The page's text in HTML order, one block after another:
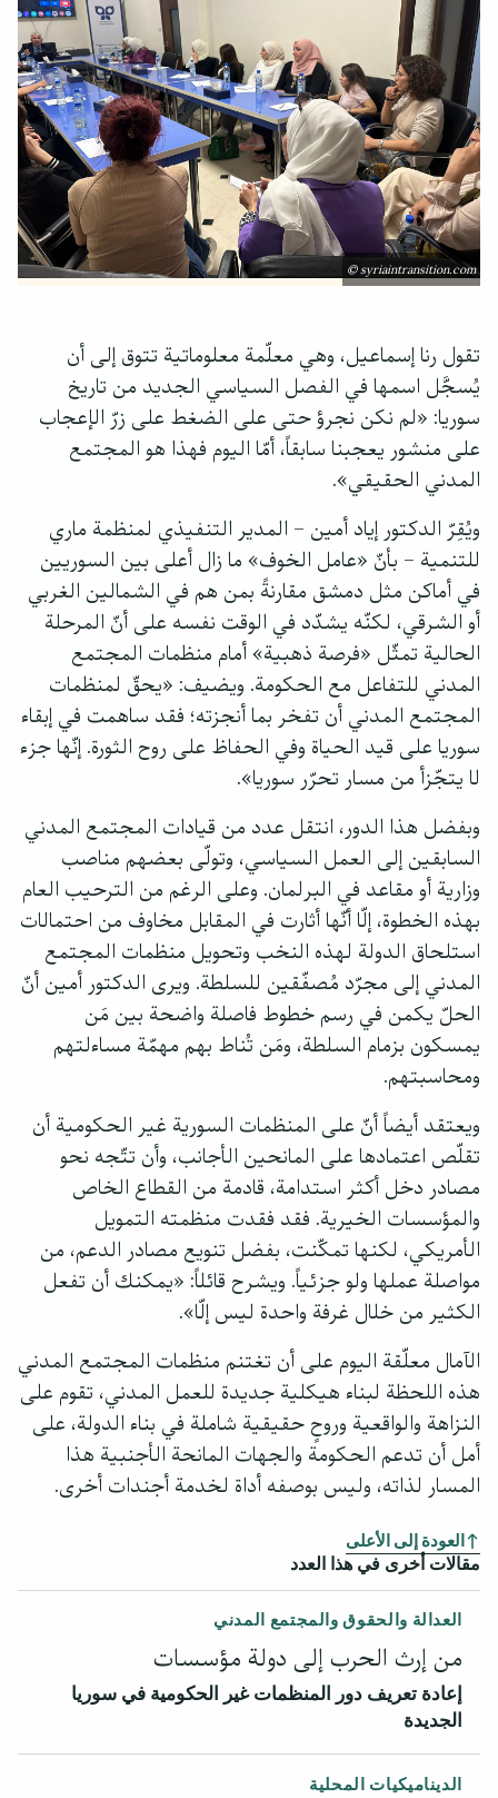
© syriaintransition.com
تقول رنا إسماعيل، وهي معلّمة معلوماتية تتوق إلى أن
يُسجَّل اسمها في الفصل السياسي الجديد من تاريخ
سوريا: «لم نكن نجرؤ حتى على الضغط على زرّ الإعجاب
على منشور يعجبنا سابقاً، أمّا اليوم فهذا هو المجتمع
المدني الحقيقي».
ويُقِرّ الدكتور إياد أمين – المدير التنفيذي لمنظمة ماري
للتنمية – بأنّ «عامل الخوف» ما زال أعلى بين السوريين
في أماكن مثل دمشق مقارنةً بمن هم في الشمالين الغربي
أو الشرقي، لكنّه يشدّد في الوقت نفسه على أنّ المرحلة
الحالية تمثّل «فرصة ذهبية» أمام منظمات المجتمع
المدني للتفاعل مع الحكومة. ويضيف: «يحقّ لمنظمات
المجتمع المدني أن تفخر بما أنجزته؛ فقد ساهمت في إبقاء
سوريا على قيد الحياة وفي الحفاظ على روح الثورة. إنّها جزء
لا يتجّزأ من مسار تحرّر سوريا».
وبفضل هذا الدور، انتقل عدد من قيادات المجتمع المدني
السابقين إلى العمل السياسي، وتولّى بعضهم مناصب
وزارية أو مقاعد في البرلمان. وعلى الرغم من الترحيب العام
بهذه الخطوة، إلّا أنّها أثارت في المقابل مخاوف من احتمالات
استلحاق الدولة لهذه النخب وتحويل منظمات المجتمع
المدني إلى مجرّد مُصفّقين للسلطة. ويرى الدكتور أمين أنّ
الحلّ يكمن في رسم خطوط فاصلة واضحة بين مَن
يمسكون بزمام السلطة، ومَن تُناط بهم مهمّة مساءلتهم
ومحاسبتهم.
ويعتقد أيضاً أنّ على المنظمات السورية غير الحكومية أن
تقلّص اعتمادها على المانحين الأجانب، وأن تتّجه نحو
مصادر دخل أكثر استدامة، قادمة من القطاع الخاص
والمؤسسات الخيرية. فقد فقدت منظمته التمويل
الأمريكي، لكنها تمكّنت، بفضل تنويع مصادر الدعم، من
مواصلة عملها ولو جزئياً. ويشرح قائلاً: «يمكنك أن تفعل
الكثير من خلال غرفة واحدة ليس إلّا».
الآمال معلّقة اليوم على أن تغتنم منظمات المجتمع المدني
هذه اللحظة لبناء هيكلية جديدة للعمل المدني، تقوم على
النزاهة والواقعية وروحٍ حقيقية شاملة في بناء الدولة، على
أمل أن تدعم الحكومة والجهات المانحة الأجنبية هذا
المسار لذاته، وليس بوصفه أداة لخدمة أجندات أخرى.
العودة إلى الأعلى
مقالات أخرى في هذا العدد
العدالة والحقوق والمجتمع المدني
من إرث الحرب إلى دولة مؤسسات
إعادة تعريف دور المنظمات غير الحكومية في سوريا
الجديدة
الديناميكيات المحلية